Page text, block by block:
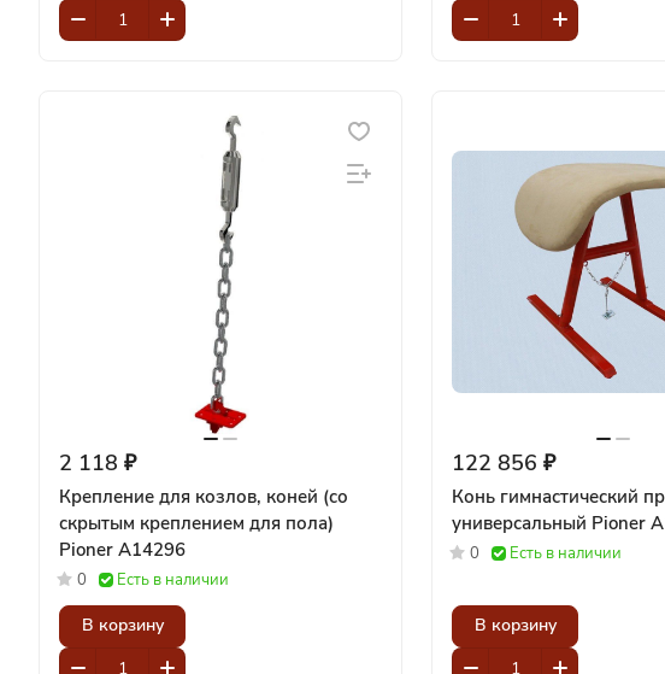
2 118 ₽
Крепление для козлов, коней (со
скрытым креплением для пола)
Pioner A14296
0 Есть в наличии
В корзину
122 856 ₽
Конь гимнастический
универсальный
0 Есть в наличии
В корзину